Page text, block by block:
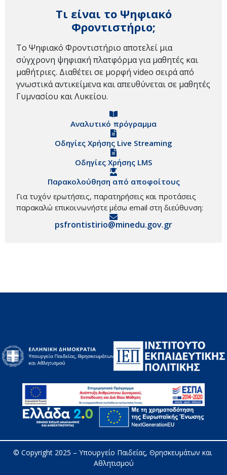
Τι είναι το Ψηφιακό
Φροντιστήριο;
Το Ψηφιακό Φροντιστήριο αποτελεί μια
σύγχρονη ψηφιακή πλατφόρμα για μαθητές και
μαθήτριες. Διαθέτει σε μορφή video σειρά από
γνωστικά αντικείμενα και απευθύνεται σε μαθητές
Γυμνασίου και Λυκείου.
Αναλυτικό πρόγραμμα
Οδηγίες Χρήσης Live Streaming
Οδηγίες Χρήσης LMS
Παρακολούθηση από αποφοίτους
Για τυχόν ερωτήσεις, παρατηρήσεις και προτάσεις
παρακαλώ επικοινωνήστε μέσω email στη διεύθυνση:
psfrontistirio@minedu.gov.gr
© Copyright 2025 – Υπουργείο Παιδείας, Θρησκευμάτων και
Αθλητισμού